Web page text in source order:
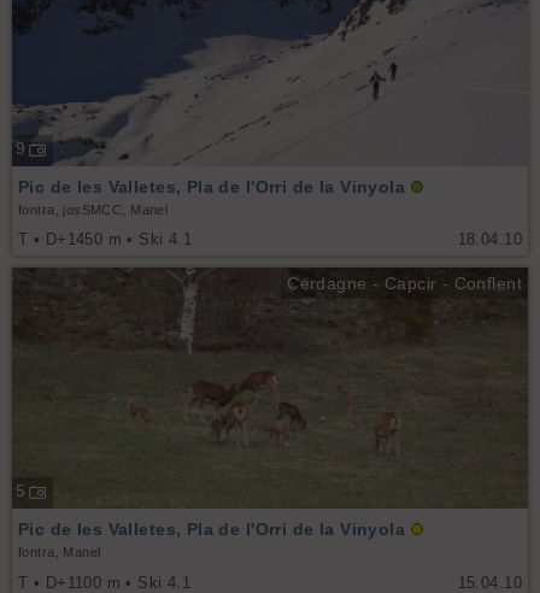
9
18.04.10
Pic de les Valletes, Pla de l'Orri de la Vinyola
fontra, josSMCC, Manel
T • D+1450 m • Ski 4.1
Cerdagne - Capcir - Conflent
5
15.04.10
Pic de les Valletes, Pla de l'Orri de la Vinyola
fontra, Manel
T • D+1100 m • Ski 4.1